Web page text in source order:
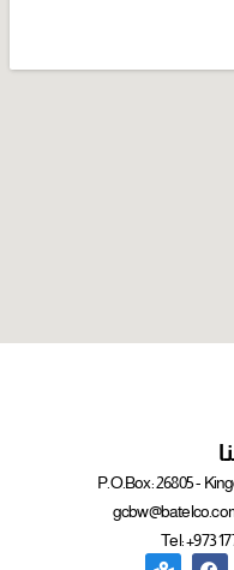
P.O.Box: 26805 -
Tel: +973